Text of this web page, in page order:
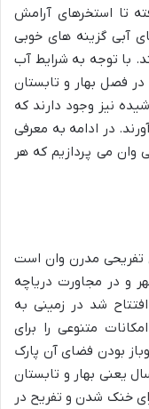
تا استخرهای آرامش
آبی گزینه های خوبی
با توجه به شرایط آب
در فصل بهار و تابستان
نیز وجود دارند که
در ادامه به معرفی
وان می پردازیم که هر
تفریحی مدرن وان است
از مرکز شهر و در مجاورت دریاچه
وان قرار دارد. این پارک که در سال ۲۰۱۸ افتتاح شد در زمینی به
امکانات متنوعی را برای
بودن فضای آن پارک
یعنی بهار و تابستان
خنک شدن و تفریح در